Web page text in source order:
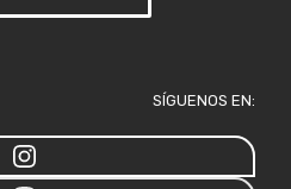
SÍGUENOS EN: